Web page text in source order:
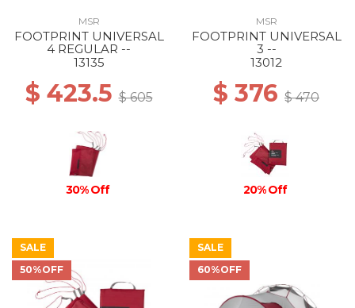
MSR
FOOTPRINT UNIVERSAL
4 REGULAR --
13135
$ 423.5$ 605
30% Off
MSR
FOOTPRINT UNIVERSAL
3 --
13012
$ 376 $ 470
20% Off
SALE
50%OFF
SALE
60%OFF